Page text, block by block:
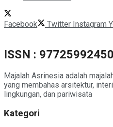
Facebook Twitter Instagram
ISSN :
Majalah Asrinesia adalah
yang membahas arsitektur,
lingkungan, dan pariwisata
Kategori